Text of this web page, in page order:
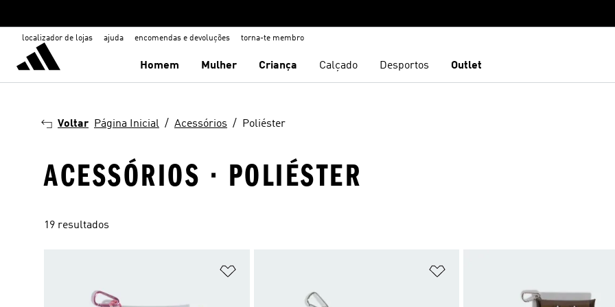
localizador de lojas ajuda encomendas e devoluções torna-te membro
Homem Mulher Criança Calçado Desportos Outlet
Voltar Página Inicial Acessórios Poliéster
ACESSÓRIOS · POLIÉSTER
19 resultados